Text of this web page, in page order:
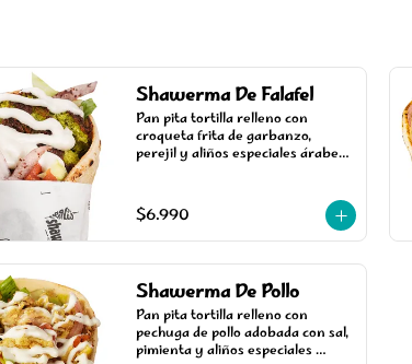
Shawerma De Falafel
Pan pita tortilla relleno con
croqueta frita de garbanzo,
perejil y aliños especiales árabes,
$6.990
Shawerma De Pollo
Pan pita tortilla relleno con
pechuga de pollo adobada con sal,
pimienta y aliños especiales